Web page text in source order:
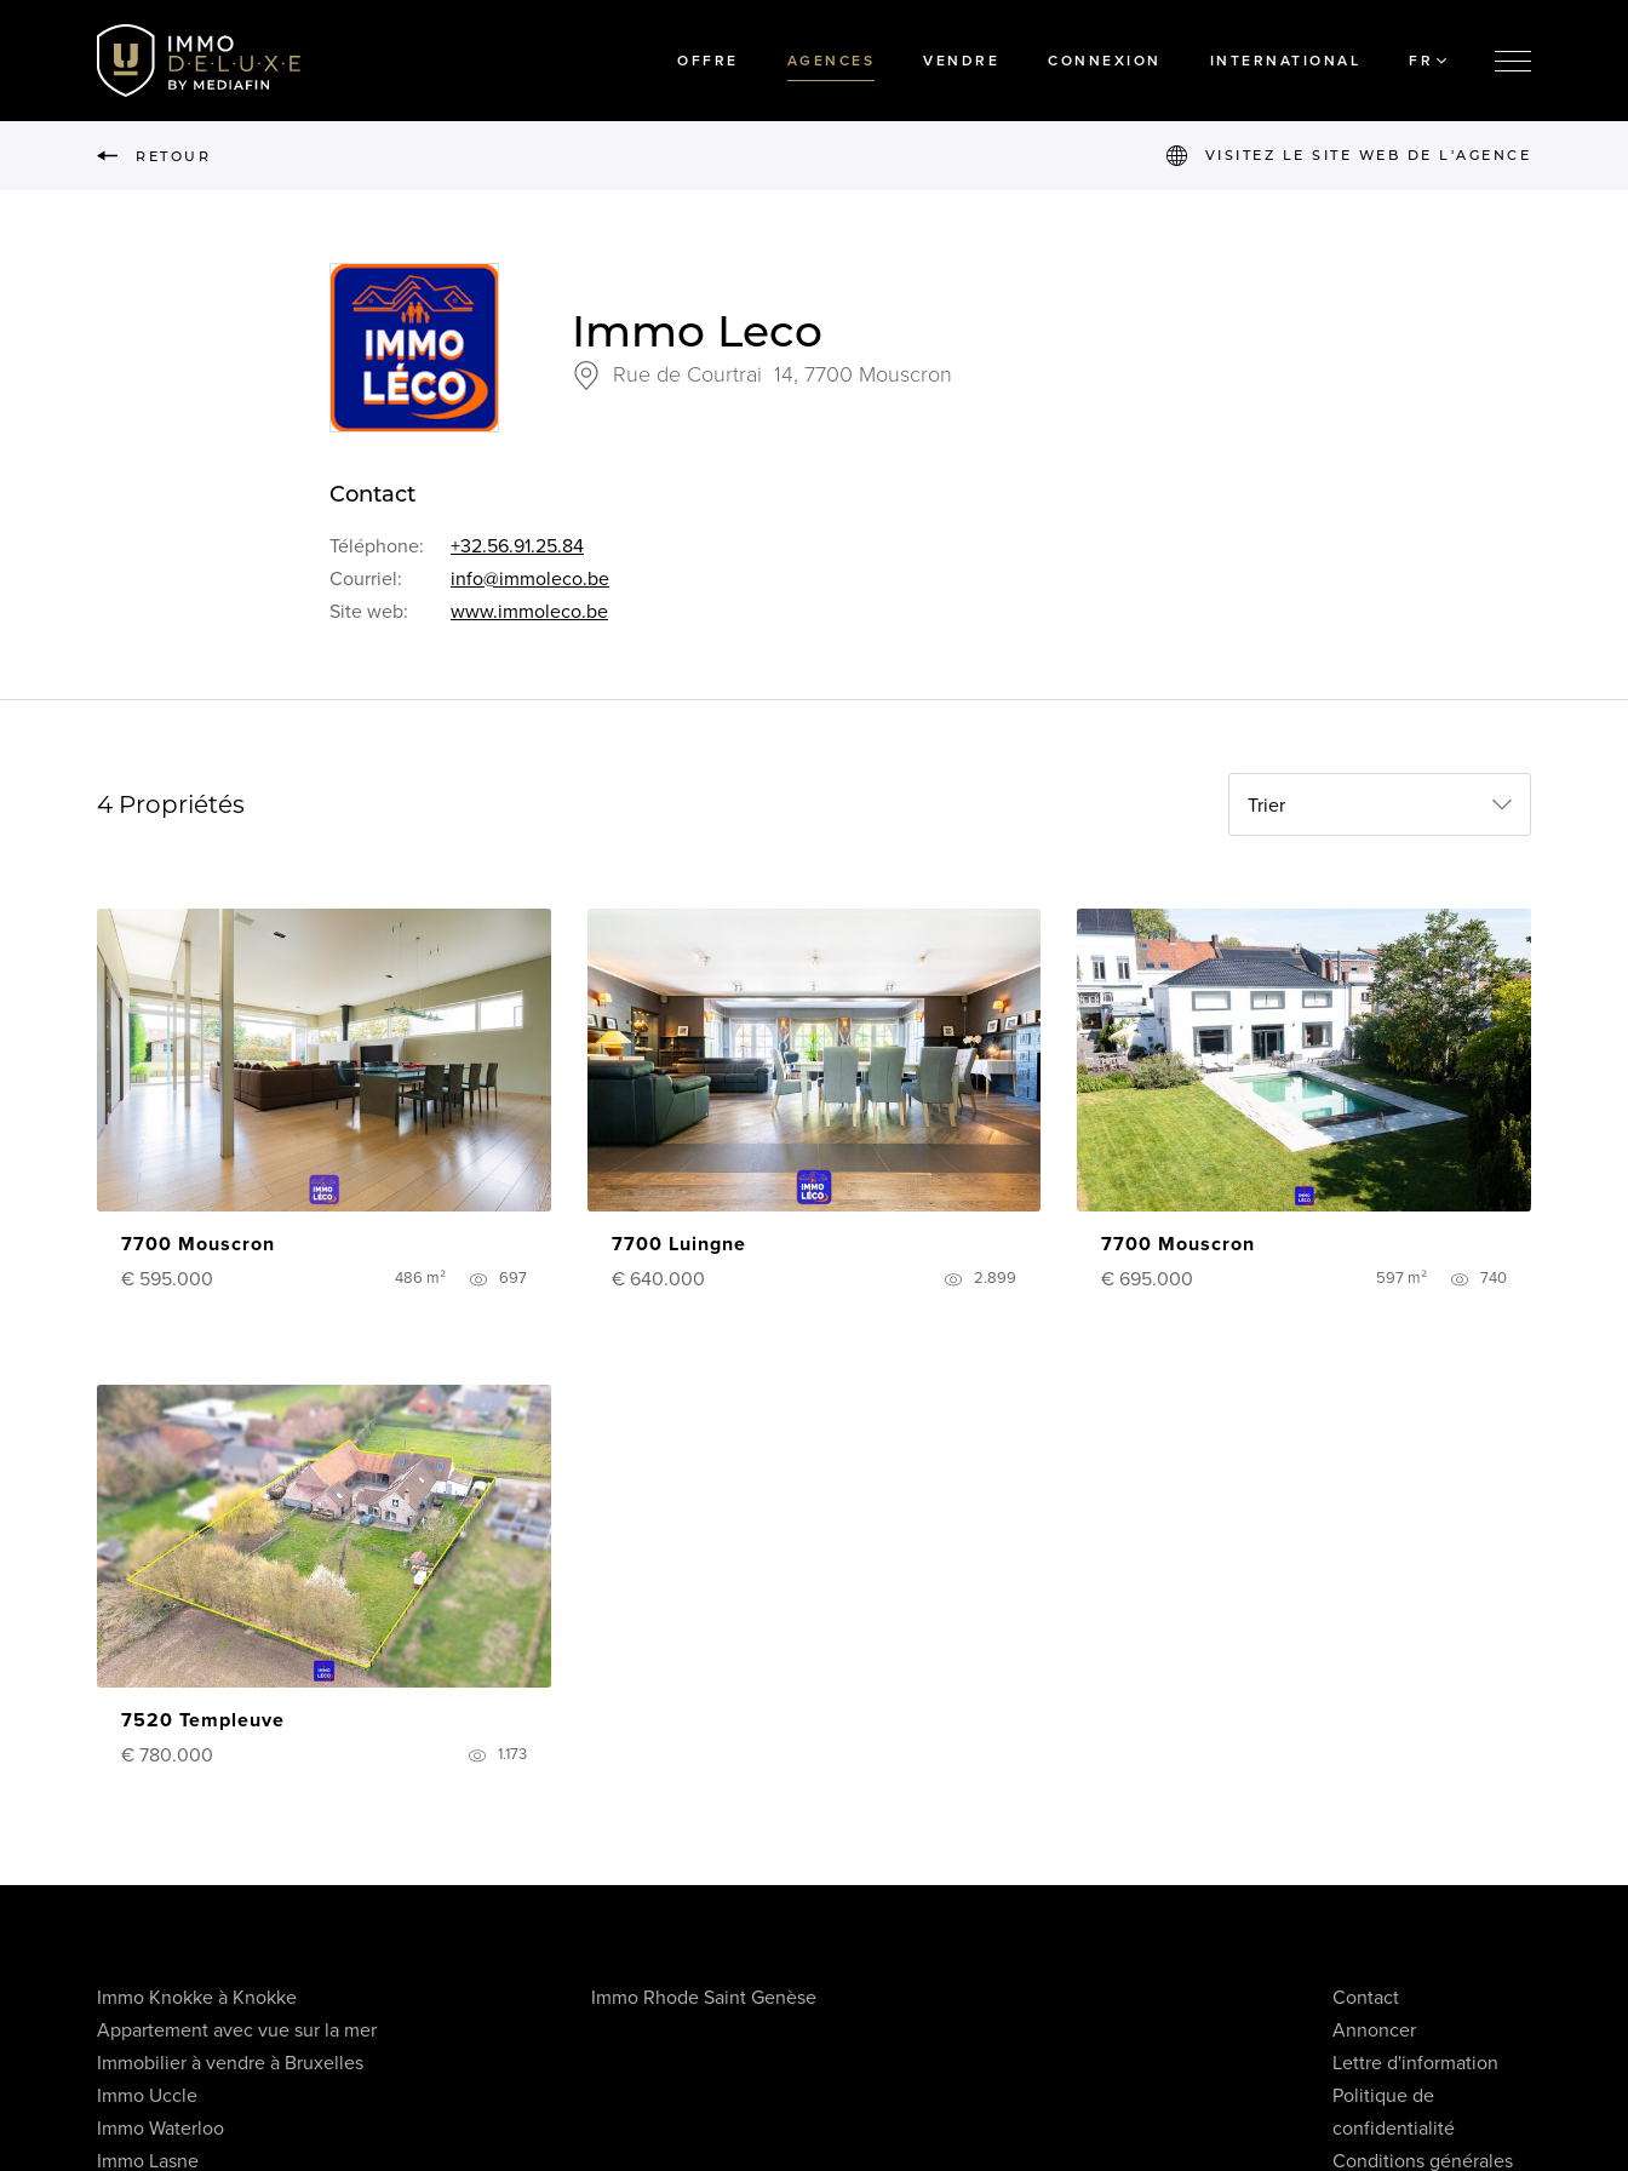
OFFRE AGENCES VENDRE CONNEXION INTERNATIONAL FR
RETOUR VISITEZ LE SITE WEB DE L'AGENCE
Immo Leco
Rue de Courtrai 14, 7700 Mouscron
Contact
Téléphone:
+32.56.91.25.84
Courriel:
info@immoleco.be
Site web:
www.immoleco.be
4 Propriétés Trier
7700 Mouscron
€ 595.000
486 m² 697
7700 Luingne
€ 640.000
2.899
7700 Mouscron
€ 695.000
597 m² 740
7520 Templeuve
€ 780.000
1.173
Immo Knokke à Knokke
Appartement avec vue sur la mer
Immobilier à vendre à Bruxelles
Immo Uccle
Immo Waterloo
Immo Lasne
Immo Rhode Saint Genèse
Contact
Annoncer
Lettre d'information
Politique de
confidentialité
Conditions générales